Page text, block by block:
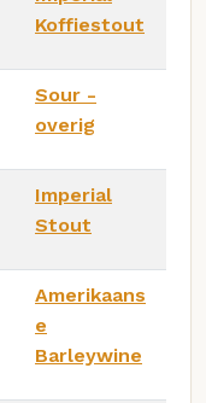
Koffiestout
Sour -
overig
Imperial
Stout
Amerikaans
e
Barleywine